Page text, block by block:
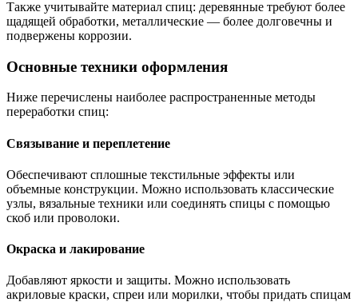
Также учитывайте материал спиц: деревянные требуют более
щадящей обработки, металлические — более долговечны и
подвержены коррозии.
Основные техники оформления
Ниже перечислены наиболее распространенные методы
переработки спиц:
Связывание и переплетение
Обеспечивают сплошные текстильные эффекты или
объемные конструкции. Можно использовать классические
узлы, вязальные техники или соединять спицы с помощью
скоб или проволоки.
Окраска и лакирование
Добавляют яркости и защиты. Можно использовать
акриловые краски, спреи или морилки, чтобы придать спицам